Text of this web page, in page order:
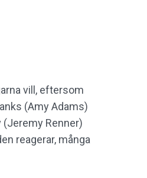
vill, eftersom
(Amy Adams)
Renner)
reagerar, många